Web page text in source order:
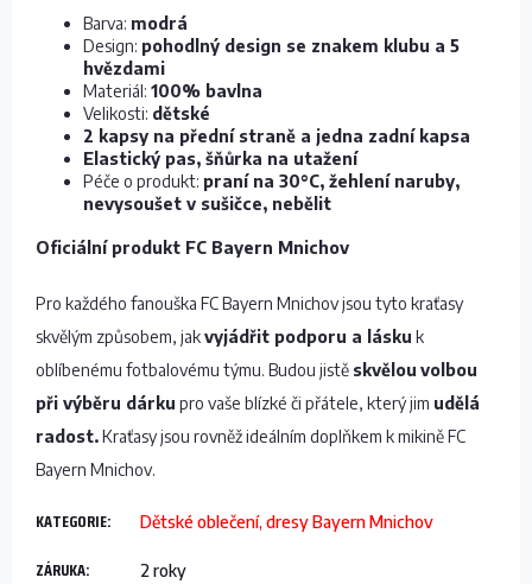
Barva: modrá
Design: pohodlný design se znakem klubu a 5
hvězdami
Materiál: 100% bavlna
Velikosti: dětské
2 kapsy na přední straně a jedna zadní kapsa
Elastický pas, šňůrka na utažení
Péče o produkt: praní na 30°C, žehlení naruby,
nevysoušet v sušičce, nebělit
Oficiální produkt FC Bayern Mnichov
Pro každého fanouška FC Bayern Mnichov jsou tyto kraťasy
skvělým způsobem, jakvyjádřit podporu a lásku k
oblíbenému fotbalovému týmu. Budou jistě skvělou volbou
při výběru dárku pro vaše blízké či přátele, který jim udělá
radost.Kraťasy jsou rovněž ideálním doplňkem k mikině FC
Bayern Mnichov.
KATEGORIE: Dětské oblečení, dresy Bayern Mnichov
ZÁRUKA: 2 roky